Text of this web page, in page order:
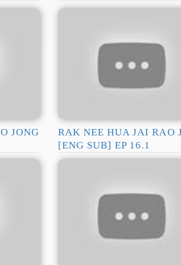
JONG
RAK NEE HUA JAI RAO
[ENG SUB] EP 16.1